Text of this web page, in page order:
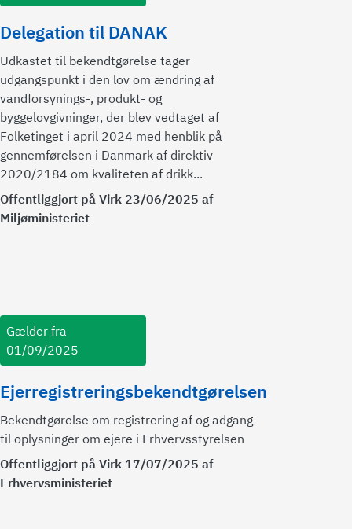
Delegation til DANAK
Udkastet til bekendtgørelse tager
udgangspunkt i den lov om ændring af
vandforsynings-, produkt- og
byggelovgivninger, der blev vedtaget af
Folketinget i april 2024 med henblik på
gennemførelsen i Danmark af direktiv
2020/2184 om kvaliteten af drikk...
Offentliggjort på Virk 23/06/2025 af
Miljøministeriet
Gælder fra
01/09/2025
Ejerregistreringsbekendtgørelsen
Bekendtgørelse om registrering af og adgang
til oplysninger om ejere i Erhvervsstyrelsen
Offentliggjort på Virk 17/07/2025 af
Erhvervsministeriet